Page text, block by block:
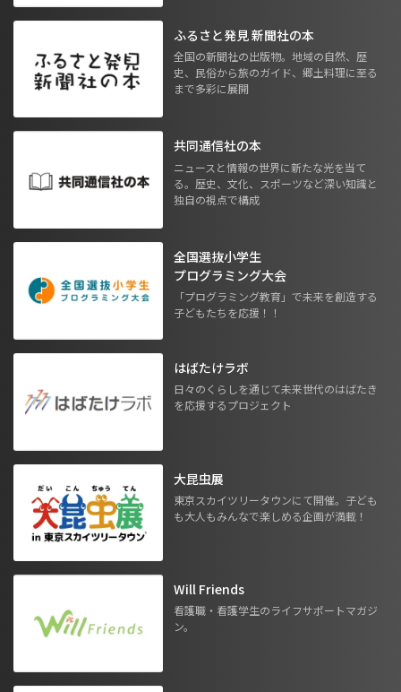
ふるさと発見 新聞社の本
全国の新聞社の出版物。地域の自然、歴
史、民俗から旅のガイド、郷土料理に至る
まで多彩に展開
共同通信社の本
ニュースと情報の世界に新たな光を当て
る。歴史、文化、スポーツなど深い知識と
独自の視点で構成
全国選抜小学生
プログラミング大会
「プログラミング教育」で未来を創造する
子どもたちを応援！！
はばたけラボ
日々のくらしを通じて未来世代のはばたき
を応援するプロジェクト
大昆虫展
東京スカイツリータウンにて開催。子ども
も大人もみんなで楽しめる企画が満載！
Will Friends
看護職・看護学生のライフサポートマガジ
ン。